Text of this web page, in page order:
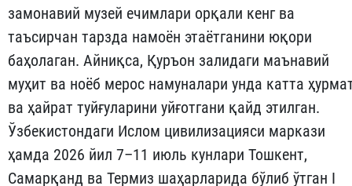
замонавий музей ечимлари орқали кенг ва
таъсирчан тарзда намоён этаётганини юқори
баҳолаган. Айниқса, Қуръон залидаги маънавий
муҳит ва ноёб мерос намуналари унда катта
ва ҳайрат туйғуларини уйғотгани қайд этилган.
Ўзбекистондаги Ислом цивилизацияси маркази
ҳамда 2026 йил 7–11 июль кунлари Тошкент,
Самарқанд ва Термиз шаҳарларида бўлиб ўтган I